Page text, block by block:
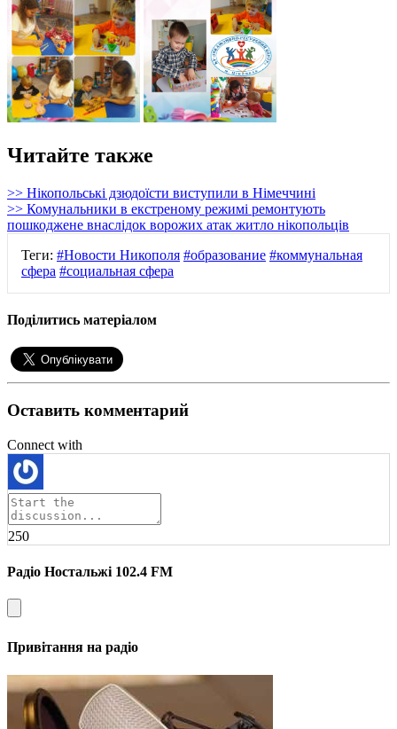
Читайте также
>> Нікопольські дзюдоїсти виступили в Німеччині
>> Комунальники в екстреному режимі ремонтують
пошкоджене внаслідок ворожих атак житло нікопольців
Теги: #Новости Никополя #образование #коммунальная
сфера #социальная сфера
Поділитись матеріалом
Оставить комментарий
Connect with
250
Радіо Ностальжі 102.4 FM
Привітання на радіо